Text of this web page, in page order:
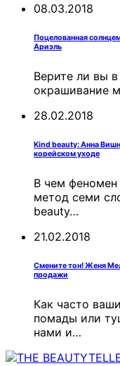
08.03.2018
Поцелованная
Ариэль
Верите ли вы
окрашивание
28.02.2018
Kind beauty: Анна
корейском уходе
В чем феномен
метод семи
beauty…
21.02.2018
Смените тон! Женя
продажи
Как часто
помады или
нами и…